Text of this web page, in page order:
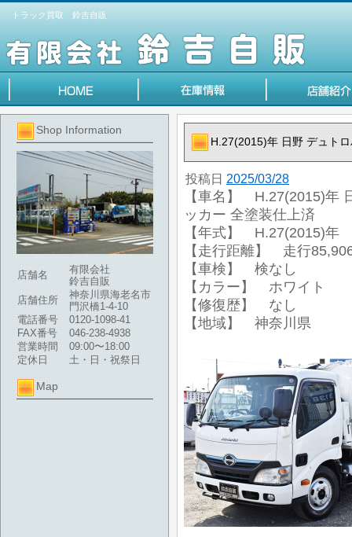
トラック買取 鈴吉自販
Shop Information
店舗名
有限会社
鈴吉自販
店舗住所
神奈川県海老名市
門沢橋1-4-10
電話番号
0120-1098-41
FAX番号
046-238-4938
営業時間
09:00〜18:00
定休日
土・日・祝祭日
Map
H.27(2015)年 日野 デュト
投稿日 2025/03/28
【車名】 H.27(2015)年
ッカー 全塗装仕上済
【年式】 H.27(2015)年
【走行距離】 走行
【車検】 検なし
【カラー】 ホワイト
【修復歴】 なし
【地域】 神奈川県